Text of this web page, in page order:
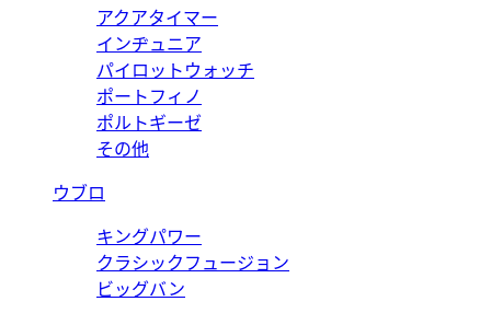
アクアタイマー
インヂュニア
パイロットウォッチ
ポートフィノ
ポルトギーゼ
その他
ウブロ
キングパワー
クラシックフュージョン
ビッグバン